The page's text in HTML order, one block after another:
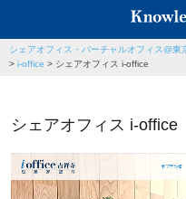
シェアオフィス・バーチャルオフィス@東
> i-office > シェアオフィス i-office
シェアオフィス i-office